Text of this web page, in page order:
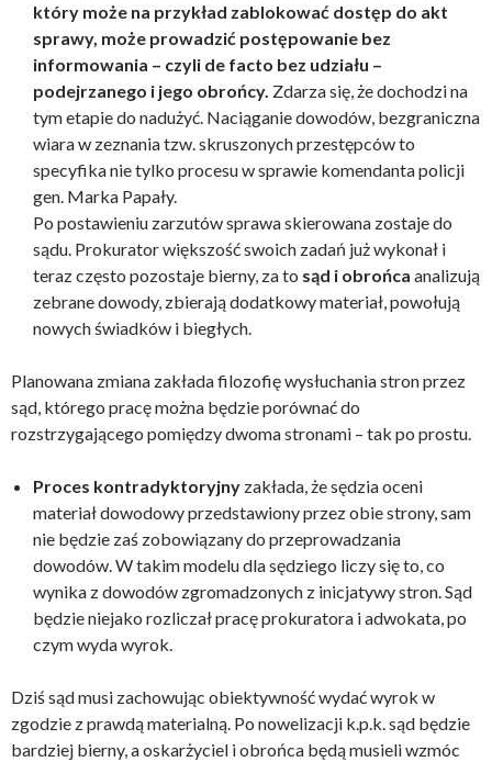
który może na przykład zablokować dostęp do akt
sprawy, może prowadzić postępowanie bez
informowania – czyli de facto bez udziału –
podejrzanego i jego obrońcy. Zdarza się, że dochodzi na
tym etapie do nadużyć. Naciąganie dowodów, bezgraniczna
wiara w zeznania tzw. skruszonych przestępców to
specyfika nie tylko procesu w sprawie komendanta policji
gen. Marka Papały.
Po postawieniu zarzutów sprawa skierowana zostaje do
sądu. Prokurator większość swoich zadań już wykonał i
teraz często pozostaje bierny, za to sąd i obrońca analizują
zebrane dowody, zbierają dodatkowy materiał, powołują
nowych świadków i biegłych.
Planowana zmiana zakłada filozofię wysłuchania stron przez
sąd, którego pracę można będzie porównać do
rozstrzygającego pomiędzy dwoma stronami – tak po prostu.
Proces kontradyktoryjny zakłada, że sędzia oceni
materiał dowodowy przedstawiony przez obie strony, sam
nie będzie zaś zobowiązany do przeprowadzania
dowodów. W takim modelu dla sędziego liczy się to, co
wynika z dowodów zgromadzonych z inicjatywy stron. Sąd
będzie niejako rozliczał pracę prokuratora i adwokata, po
czym wyda wyrok.
Dziś sąd musi zachowując obiektywność wydać wyrok w
zgodzie z prawdą materialną. Po nowelizacji k.p.k. sąd będzie
bardziej bierny, a oskarżyciel i obrońca będą musieli wzmóc